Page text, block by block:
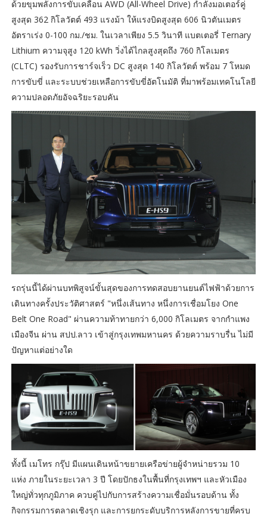
ด้วยขุมพลังการขับเคลื่อน AWD (All-Wheel Drive) กำลังมอเตอร์คู่
สูงสุด 362 กิโลวัตต์ 493 แรงม้า ให้แรงบิดสูงสุด 606 นิวตันเมตร
อัตราเร่ง 0-100 กม./ชม. ในเวลาเพียง 5.5 วินาที แบตเตอรี่ Ternary
Lithium ความจุสูง 120 kWh วิ่งได้ไกลสูงสุดถึง 760 กิโลเมตร
(CLTC) รองรับการชาร์จเร็ว DC สูงสุด 140 กิโลวัตต์ พร้อม 7 โหมด
การขับขี่ และระบบช่วยเหลือการขับขี่อัตโนมัติ ที่มาพร้อมเทคโนโลยี
ความปลอดภัยอัจฉริยะรอบคัน
รถรุ่นนี้ได้ผ่านบทพิสูจน์ขั้นสุดของการทดสอบยานยนต์ไฟฟ้าด้วยการ
เดินทางครั้งประวัติศาสตร์ "หนึ่งเส้นทาง หนึ่งการเชื่อมโยง One
Belt One Road" ผ่านความท้าทายกว่า 6,000 กิโลเมตร จากกำแพง
เมืองจีน ผ่าน สปป.ลาว เข้าสู่กรุงเทพมหานคร ด้วยความราบรื่น ไม่มี
ปัญหาแต่อย่างใด
ทั้งนี้ เมโทร กรุ๊ป มีแผนเดินหน้าขยายเครือข่ายผู้จำหน่ายรวม 10
แห่ง ภายในระยะเวลา 3 ปี โดยปักธงในพื้นที่กรุงเทพฯ และหัวเมือง
ใหญ่ทั่วทุกภูมิภาค ควบคู่ไปกับการสร้างความเชื่อมั่นรอบด้าน ทั้ง
กิจกรรมการตลาดเชิงรุก และการยกระดับบริการหลังการขายที่ครบ